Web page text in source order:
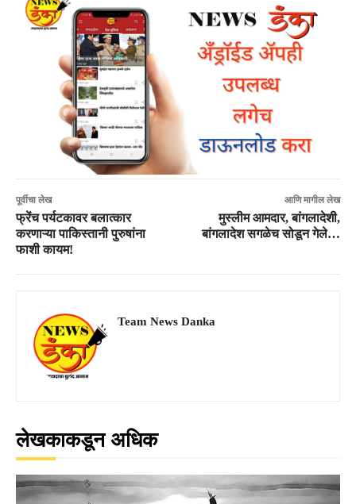
पूर्वीचा लेख
फ्रेंच पर्यटकावर बलात्कार
करणाऱ्या पाकिस्तानी पुरुषांना
फाशी कायम!
आणि मागील लेख
मुस्लीम आमदार, बांगलादेशी,
बांगलादेश सगळेच सोडून गेले…
Team News Danka
लेखकाकडून अधिक